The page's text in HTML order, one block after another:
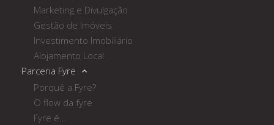
Marketing e Divulgação
Gestão de Imóveis
Investimento Imobiliário
Alojamento Local
Parceria Fyre
Porquê a Fyre?
O flow da fyre
Fyre é...